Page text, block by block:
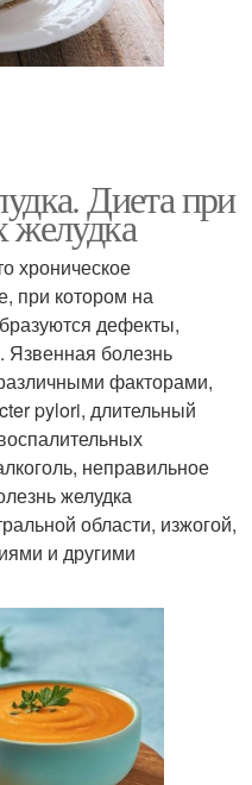
Диета при
желудка
хроническое
при котором на
дефекты,
Язвенная болезнь
факторами,
pylori, длительный
неправильное
желудка
области, изжогой,
и другими